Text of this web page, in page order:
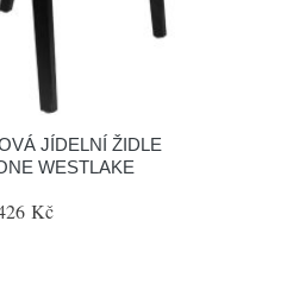
JÍDELNÍ ŽIDLE
WESTLAKE
Kč